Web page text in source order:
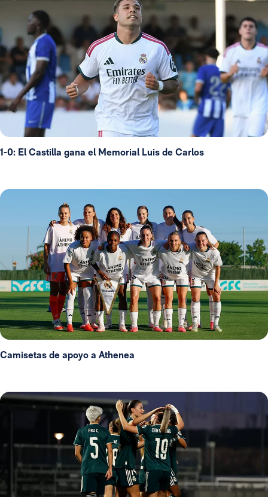
1-0: El Castilla gana el Memorial Luis de Carlos
Camisetas de apoyo a Athenea